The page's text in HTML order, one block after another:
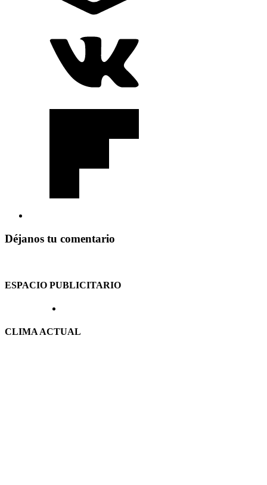
Déjanos tu comentario
ESPACIO PUBLICITARIO
CLIMA ACTUAL